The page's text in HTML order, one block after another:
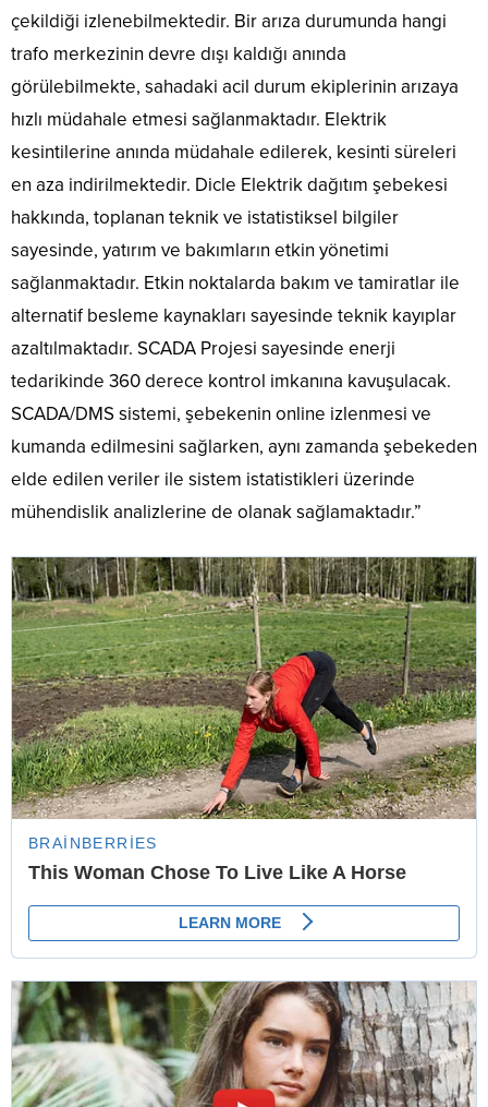
çekildiği izlenebilmektedir. Bir arıza durumunda hangi
trafo merkezinin devre dışı kaldığı anında
görülebilmekte, sahadaki acil durum ekiplerinin arızaya
hızlı müdahale etmesi sağlanmaktadır. Elektrik
kesintilerine anında müdahale edilerek, kesinti süreleri
en aza indirilmektedir. Dicle Elektrik dağıtım şebekesi
hakkında, toplanan teknik ve istatistiksel bilgiler
sayesinde, yatırım ve bakımların etkin yönetimi
sağlanmaktadır. Etkin noktalarda bakım ve tamiratlar ile
alternatif besleme kaynakları sayesinde teknik kayıplar
azaltılmaktadır. SCADA Projesi sayesinde enerji
tedarikinde 360 derece kontrol imkanına kavuşulacak.
SCADA/DMS sistemi, şebekenin online izlenmesi ve
kumanda edilmesini sağlarken, aynı zamanda şebekeden
elde edilen veriler ile sistem istatistikleri üzerinde
mühendislik analizlerine de olanak sağlamaktadır.”